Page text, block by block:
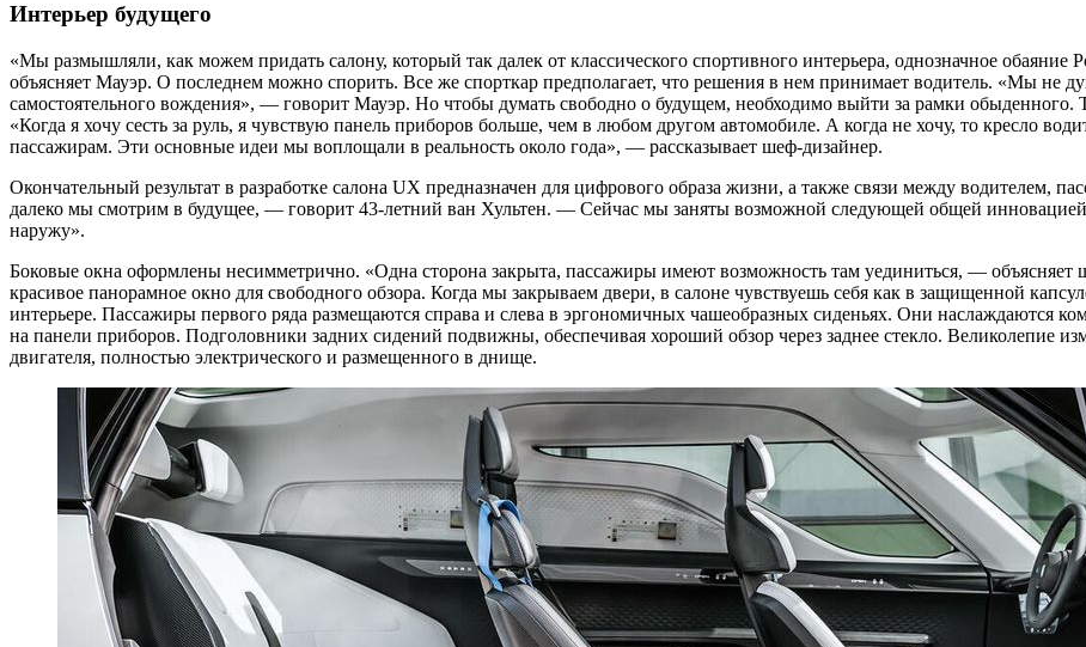
Интерьер будущего
«Мы размышляли, как можем придать салону, который так далек от классического спортивного интерьера, однозначное
объясняет Мауэр. О последнем можно спорить. Все же спорткар предполагает, что решения в нем принимает водитель. «Мы не
самостоятельного вождения», — говорит Мауэр. Но чтобы думать свободно о будущем, необходимо выйти за рамки обыденного.
«Когда я хочу сесть за руль, я чувствую панель приборов больше, чем в любом другом автомобиле. А когда не хочу, то кресло
пассажирам. Эти основные идеи мы воплощали в реальность около года», — рассказывает шеф-дизайнер.
Окончательный результат в разработке салона UX предназначен для цифрового образа жизни, а также связи между водителем,
далеко мы смотрим в будущее, — говорит 43-летний ван Хультен. — Сейчас мы заняты возможной следующей общей
наружу».
Боковые окна оформлены несимметрично. «Одна сторона закрыта, пассажиры имеют возможность там уединиться, — объясняет
красивое панорамное окно для свободного обзора. Когда мы закрываем двери, в салоне чувствуешь себя как в защищенной
интерьере. Пассажиры первого ряда размещаются справа и слева в эргономичных чашеобразных сиденьях. Они наслаждаются
на панели приборов. Подголовники задних сидений подвижны, обеспечивая хороший обзор через заднее стекло. Великолепие
двигателя, полностью электрического и размещенного в днище.